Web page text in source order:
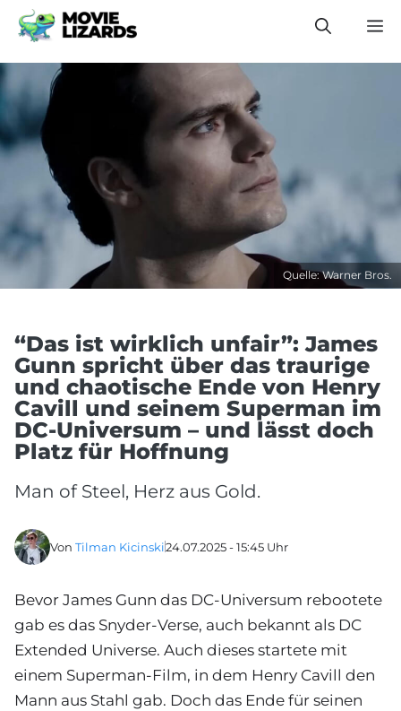
Zum
Inhalt
springen
Quelle: Warner Bros.
“Das ist wirklich unfair”: James
Gunn spricht über das traurige
und chaotische Ende von Henry
Cavill und seinem Superman im
DC-Universum – und lässt doch
Platz für Hoffnung
Man of Steel, Herz aus Gold.
Von Tilman Kicinski24.07.2025 - 15:45 Uhr
Bevor James Gunn das DC-Universum rebootete
gab es das Snyder-Verse, auch bekannt als DC
Extended Universe. Auch dieses startete mit
einem Superman-Film, in dem Henry Cavill den
Mann aus Stahl gab. Doch das Ende für seinen